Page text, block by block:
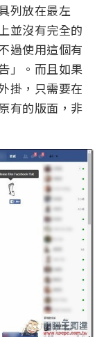
列放在最左
並沒有完全的
過使用這個有
」。而且如果
掛，只需要在
有的版面，非